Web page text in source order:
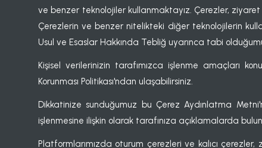
ve benzer teknolojiler kullanmaktayız. Çerezler,
Çerezlerin ve benzer nitelikteki diğer teknolojilerin
Usul ve Esaslar Hakkında Tebliğ uyarınca tabi
Kişisel verilerinizin tarafımızca işlenme amaçları
Korunması Politikası'ndan ulaşabilirsiniz.
Dikkatinize sunduğumuz bu Çerez Aydınlatma
işlenmesine ilişkin olarak tarafınıza açıklamalarda
Platformlarımızda oturum çerezleri ve kalıcı